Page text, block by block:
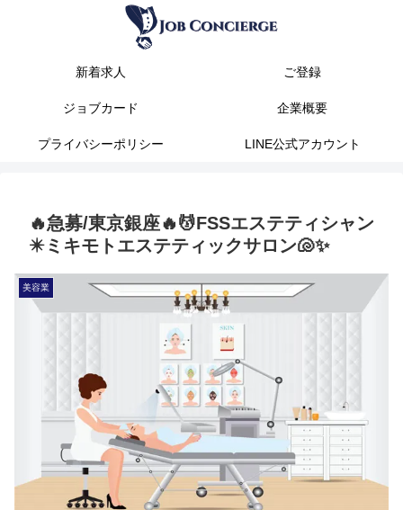
新着求人 ご登録
ジョブカード 企業概要
プライバシーポリシー LINE公式アカウント
🔥急募/東京銀座🔥💆FSSエステティシャン
✴️ミキモトエステティックサロン🐚✨
美容業